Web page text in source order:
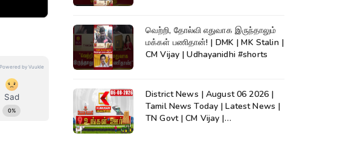
வெற்றி, தோல்வி எதுவாக இருந்தாலும்
மக்கள் பணிதான்! | DMK | MK Stalin |
CM Vijay | Udhayanidhi #shorts
District News | August 06 2026 |
Tamil News Today | Latest News |
TN Govt | CM Vijay |